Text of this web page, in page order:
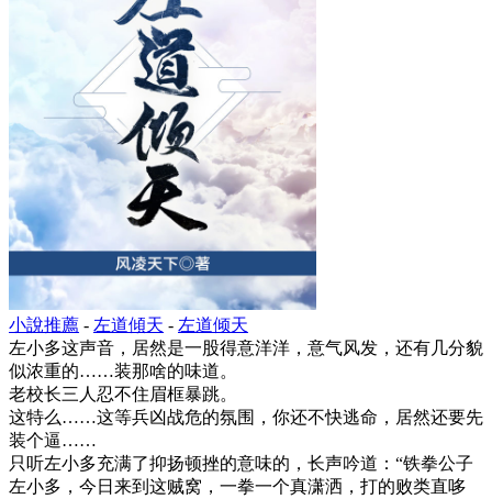
小說推薦 - 左道傾天 - 左道倾天
左小多这声音，居然是一股得意洋洋，意气风发，还有几分貌
似浓重的……装那啥的味道。
老校长三人忍不住眉框暴跳。
这特么……这等兵凶战危的氛围，你还不快逃命，居然还要先
装个逼……
只听左小多充满了抑扬顿挫的意味的，长声吟道：“铁拳公子
左小多，今日来到这贼窝，一拳一个真潇洒，打的败类直哆